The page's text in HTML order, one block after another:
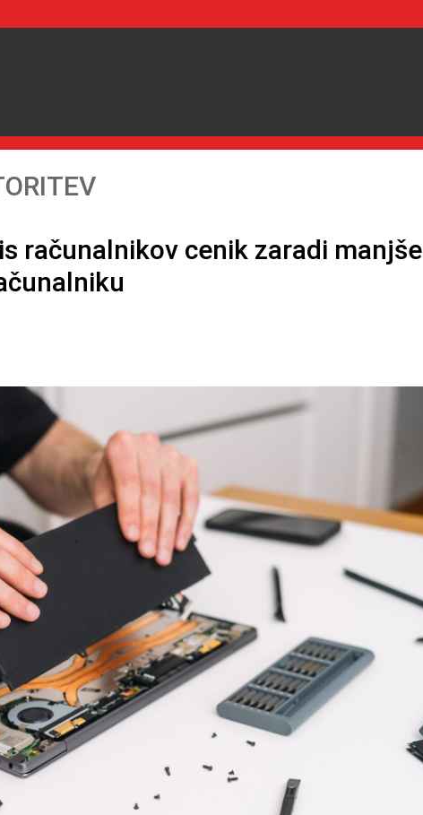
računalnikov cenik zaradi manjše